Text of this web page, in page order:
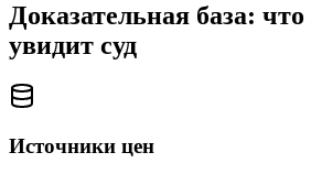
Доказательная база:
увидит суд
Источники цен